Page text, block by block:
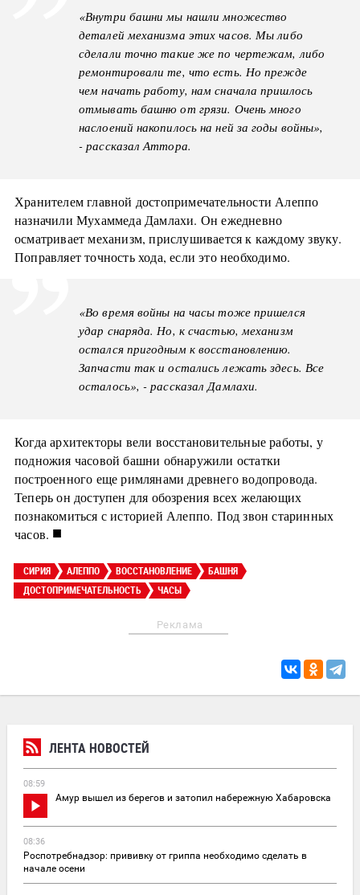
ЛЕНТА НОВОСТЕЙ
08:59
Амур вышел из берегов и затопил набережную Хабаровска
08:36
Роспотребнадзор: прививку от гриппа необходимо сделать в
начале осени
«Внутри башни мы нашли множество
деталей механизма этих часов. Мы либо
сделали точно такие же по чертежам, либо
ремонтировали те, что есть. Но прежде
чем начать работу, нам сначала пришлось
отмывать башню от грязи. Очень много
наслоений накопилось на ней за годы войны»,
- рассказал Аттора.
Хранителем главной достопримечательности Алеппо
назначили Мухаммеда Дамлахи. Он ежедневно
осматривает механизм, прислушивается к каждому звуку.
Поправляет точность хода, если это необходимо.
«Во время войны на часы тоже пришелся
удар снаряда. Но, к счастью,​ механизм​
остался пригодным к восстановлению.
Запчасти так и остались лежать здесь. Все
осталось», - рассказал Дамлахи.
Когда архитекторы вели восстановительные работы, у
подножия часовой башни обнаружили остатки
построенного еще римлянами древнего водопровода.
Теперь он доступен для обозрения всех желающих
познакомиться с историей Алеппо. Под звон старинных
часов. ■
СИРИЯ АЛЕППО ВОССТАНОВЛЕНИЕ
БАШНЯ
ДОСТОПРИМЕЧАТЕЛЬНОСТЬ
ЧАСЫ
Реклама